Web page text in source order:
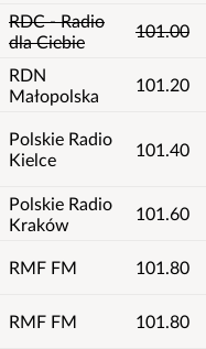
RDC - Radio
dla Ciebie
101.00
RDN
Małopolska
101.20
Polskie Radio
Kielce
101.40
Polskie Radio
Kraków
101.60
RMF FM 101.80
RMF FM 101.80